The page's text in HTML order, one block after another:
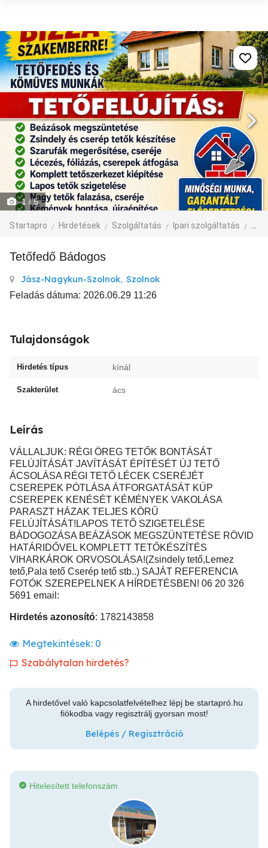
1 / 5
Startapro Hirdetések Szolgáltatás Ipari szolgáltatás
Tetőfedő Bádogos
Jász-Nagykun-Szolnok, Szolnok
Feladás dátuma: 2026.06.29 11:26
Tulajdonságok
Hirdetés típus kínál
Szakterület ács
Leírás
VÁLLALJUK: RÉGI ÖREG TETŐK BONTÁSÁT
FELÚJÍTÁSÁT JAVÍTÁSÁT ÉPÍTÉSÉT ÚJ TETŐ
ÁCSOLÁSA RÉGI TETŐ LÉCEK CSERÉJÉT
CSEREPEK PÓTLÁSA ÁTFORGATÁSÁT KÚP
CSEREPEK KENÉSÉT KÉMÉNYEK VAKOLÁSA
PARASZT HÁZAK TELJES KÖRŰ
FELÚJÍTÁSÁT!LAPOS TETŐ SZIGETELÉSE
BÁDOGOZÁSA BEÁZÁSOK MEGSZÜNTETÉSE RÖVID
HATÁRIDŐVEL KOMPLETT TETŐKÉSZÍTÉS
VIHARKÁROK ORVOSOLÁSA!(Zsindely tető,Lemez
tető,Pala tető Cserép tető stb..) SAJÁT REFERENCIA
FOTÓK SZEREPELNEK A HÍRDETÉSBEN! 06 20 326
5691 email:
Hirdetés azonosító: 1782143858
Megtekintések: 0
Szabálytalan hirdetés?
A hirdetővel való kapcsolatfelvételhez lépj be startapró.hu
fiókodba vagy regisztrálj gyorsan most!
Belépés / Regisztráció
Hitelesített telefonszám